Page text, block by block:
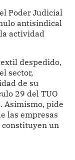
Poder Judicial
antisindical
actividad
despedido,
sector,
de su
29 del TUO
Asimismo, pide
las empresas
constituyen un